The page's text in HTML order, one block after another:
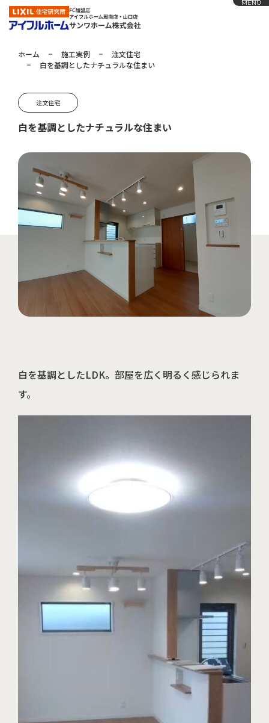
ホーム
アイフルホームの家づくり
施工実例
お知らせ
会社概要
展示場
山口店の見学予約はこちら
資料請求はこちら
MENU
ホーム 施工実例
注文住宅
白を基調としたナチュラルな住まい
注文住宅
白を基調としたナチュラルな住まい
白を基調としたLDK。部屋を広く明るく感じられま
す。